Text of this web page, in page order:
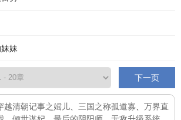
妹
下一页
越清朝记事之媱儿 三国之称孤道寡
万界直